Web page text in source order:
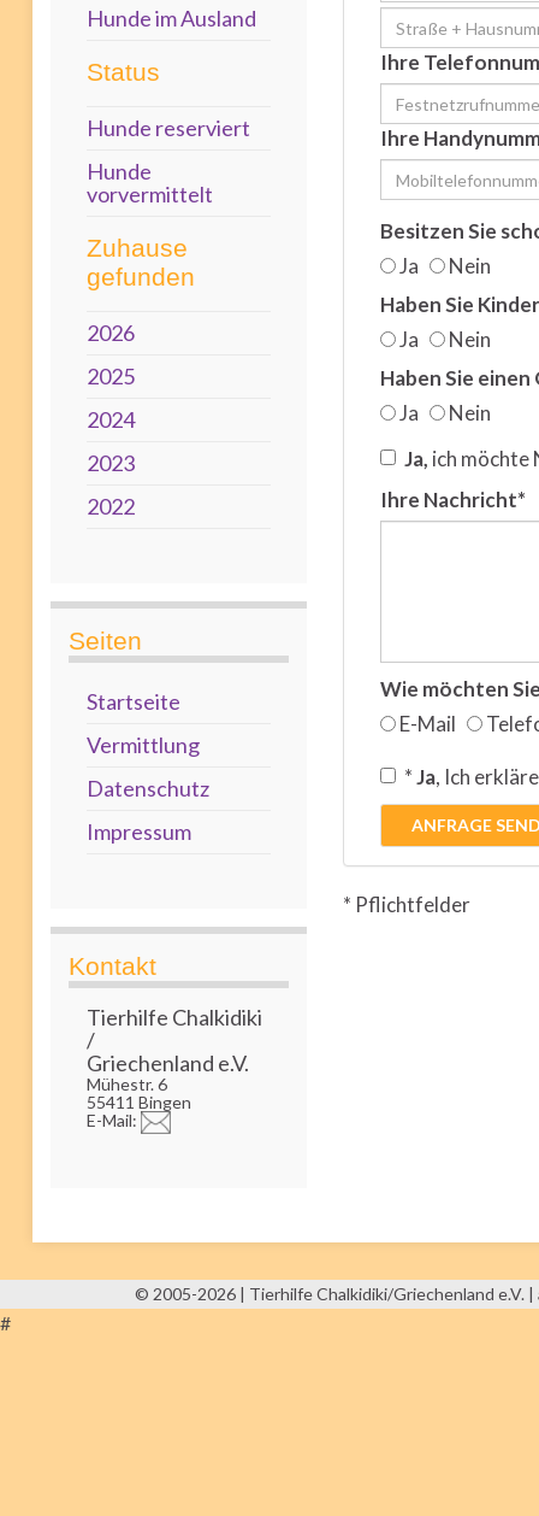
Hunde im Ausland
Status
Hunde reserviert
Hunde
vorvermittelt
Zuhause
gefunden
2026
2025
2024
2023
2022
Seiten
Startseite
Vermittlung
Datenschutz
Impressum
Kontakt
Tierhilfe Chalkidiki
/
Griechenland e.V.
Mühestr. 6
55411 Bingen
E-Mail:
Ihre
Ihre
Besitzen Sie
Ja
Nein
Haben Sie
Ja
Nein
Haben Sie einen
Ja
Nein
Ja, ich möchte
Ihre Nachricht*
Wie möchten
E-Mail
*Ja, Ich
ANFRAGE
* Pflichtfelder
© 2005-2026 | Tierhilfe Chalkidiki/Griechenland e.V.
#